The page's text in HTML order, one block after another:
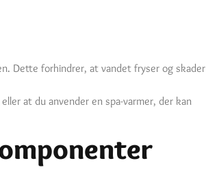
Dette forhindrer, at vandet fryser og skader
at du anvender en spa-varmer, der kan